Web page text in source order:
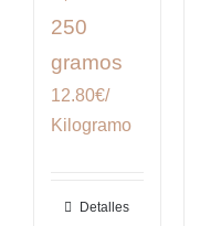
250
gramos
12.80€/
Kilogramo
Detalles